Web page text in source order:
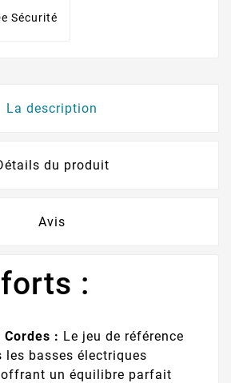
Sécurité
La description
du produit
Avis
:
: Le jeu de référence
les basses électriques
un équilibre parfait